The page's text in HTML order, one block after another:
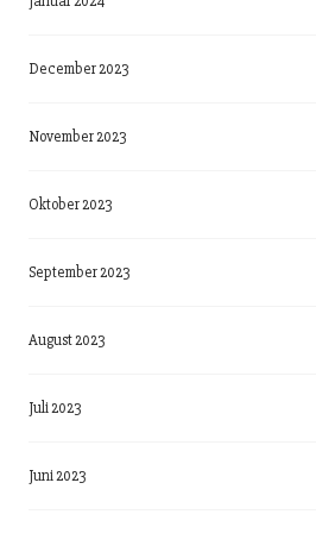
December 2023
November 2023
Oktober 2023
September 2023
August 2023
Juli 2023
Juni 2023